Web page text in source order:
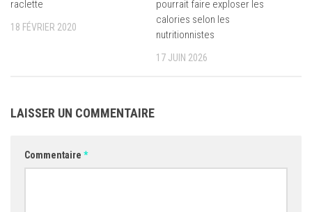
raclette
18 FÉVRIER 2020
pourrait faire exploser les
calories selon les
nutritionnistes
17 JUIN 2026
LAISSER UN COMMENTAIRE
Commentaire *